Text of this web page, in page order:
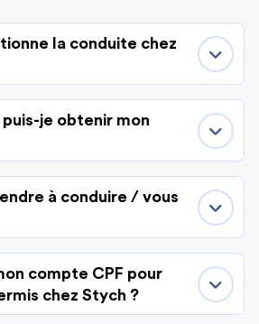
la conduite chez
puis-je obtenir mon
à conduire / vous
compte CPF pour
chez Stych ?